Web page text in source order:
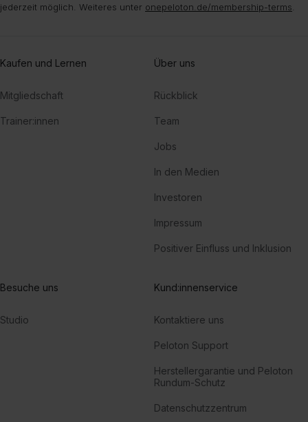
jederzeit möglich. Weiteres unter onepeloton.de/membership-terms
Kaufen und Lernen
Mitgliedschaft
Trainer:innen
Über uns
Rückblick
Team
Jobs
In den Medien
Investoren
Impressum
Positiver Einfluss und Inklusion
Besuche uns
Studio
Kund:innenservice
Kontaktiere uns
Peloton Support
Herstellergarantie und Peloton
Rundum-Schutz
Datenschutzzentrum